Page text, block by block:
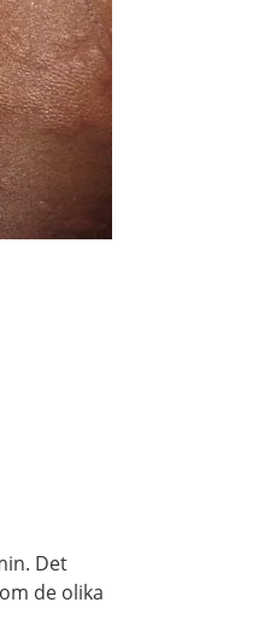
Det
de olika